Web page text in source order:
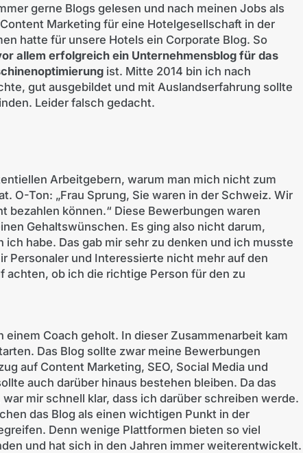
gerne Blogs gelesen und nach meinen Jobs als
Marketing für eine Hotelgesellschaft in der
hatte für unsere Hotels ein Corporate Blog. So
allem erfolgreich ein Unternehmensblog für das
ist. Mitte 2014 bin ich nach
gut ausgebildet und mit Auslandserfahrung sollte
Leider falsch gedacht.
Arbeitgebern, warum man mich nicht zum
O-Ton: „Frau Sprung, Sie waren in der Schweiz. Wir
bezahlen können.“ Diese Bewerbungen waren
Gehaltswünschen. Es ging also nicht darum,
habe. Das gab mir sehr zu denken und ich musste
Personaler und Interessierte nicht mehr auf den
achten, ob ich die richtige Person für den zu
Coach geholt. In dieser Zusammenarbeit kam
Das Blog sollte zwar meine Bewerbungen
auf Content Marketing, SEO, Social Media und
auch darüber hinaus bestehen bleiben. Da das
mir schnell klar, dass ich darüber schreiben werde.
das Blog als einen wichtigen Punkt in der
Denn wenige Plattformen bieten so viel
und hat sich in den Jahren immer weiterentwickelt.